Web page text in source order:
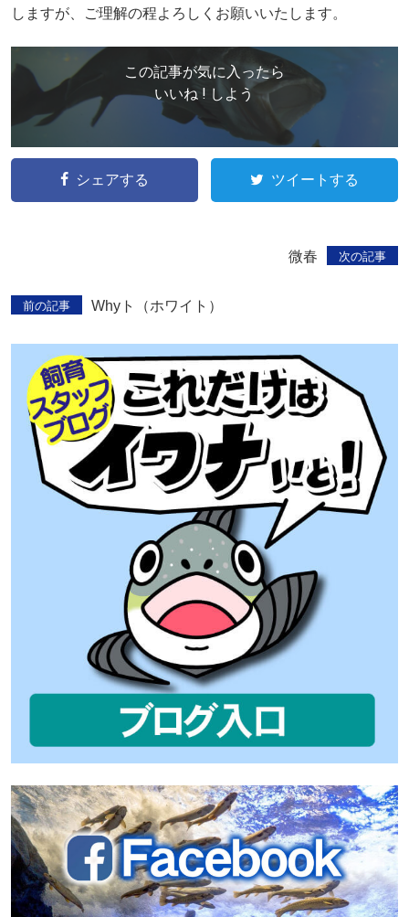
しますが、ご理解の程よろしくお願いいたします。
この記事が気に入ったら
いいね ! しよう
シェアする ツイートする
次の記事
微春
前の記事 Whyト（ホワイト）